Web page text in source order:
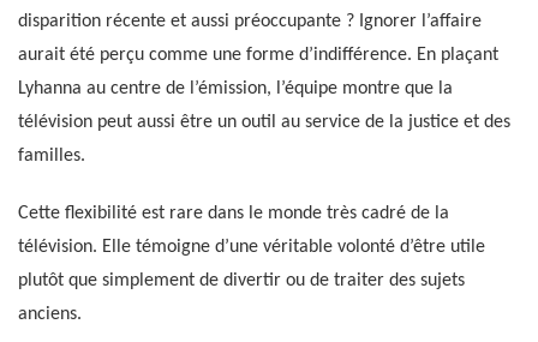
disparition récente et aussi préoccupante ? Ignorer l’affaire
aurait été perçu comme une forme d’indifférence. En plaçant
Lyhanna au centre de l’émission, l’équipe montre que la
télévision peut aussi être un outil au service de la justice et des
familles.
Cette flexibilité est rare dans le monde très cadré de la
télévision. Elle témoigne d’une véritable volonté d’être utile
plutôt que simplement de divertir ou de traiter des sujets
anciens.